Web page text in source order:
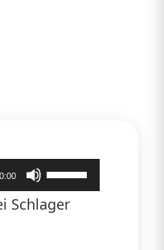
Pfeiltasten
Schlager